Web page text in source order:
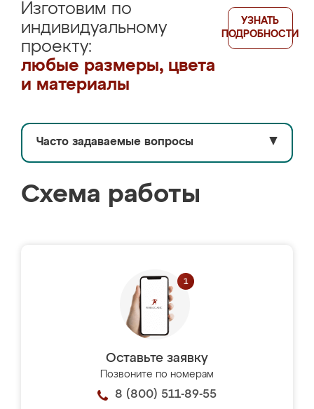
Изготовим по
индивидуальному
проекту:
любые размеры, цвета
и материалы
УЗНАТЬ
ПОДРОБНОСТИ
Часто задаваемые вопросы ▼
Схема работы
Оставьте заявку
Позвоните по номерам
8 (800) 511-89-55